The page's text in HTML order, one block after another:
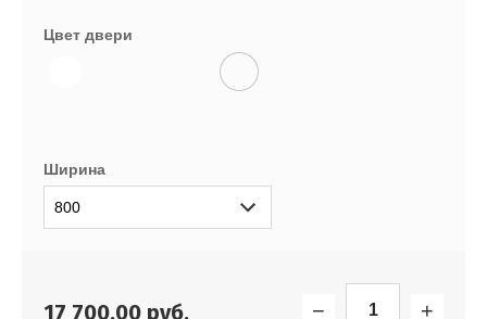
Цвет двери
Ширина
17 700.00 руб. − +